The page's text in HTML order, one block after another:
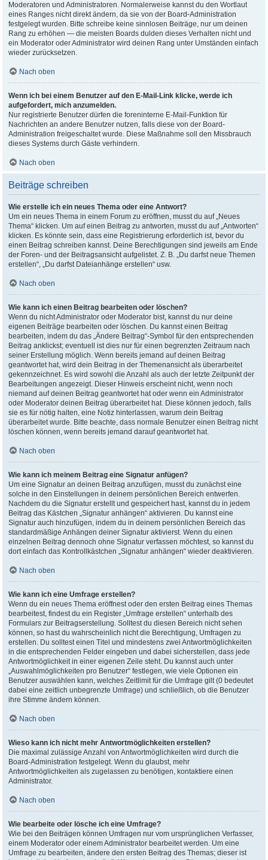
Moderatoren und Administratoren. Normalerweise kannst du den Wortlaut
eines Ranges nicht direkt ändern, da sie von der Board-Administration
festgelegt wurden. Bitte schreibe keine sinnlosen Beiträge, nur um deinen
Rang zu erhöhen — die meisten Boards dulden dieses Verhalten nicht und
ein Moderator oder Administrator wird deinen Rang unter Umständen einfach
wieder zurücksetzen.
Nach oben
Wenn ich bei einem Benutzer auf den E-Mail-Link klicke, werde ich
aufgefordert, mich anzumelden.
Nur registrierte Benutzer dürfen die foreninterne E-Mail-Funktion für
Nachrichten an andere Benutzer nutzen, falls diese von der Board-
Administration freigeschaltet wurde. Diese Maßnahme soll den Missbrauch
dieses Systems durch Gäste verhindern.
Nach oben
Beiträge schreiben
Wie erstelle ich ein neues Thema oder eine Antwort?
Um ein neues Thema in einem Forum zu eröffnen, musst du auf „Neues
Thema“ klicken. Um auf einen Beitrag zu antworten, musst du auf „Antworten“
klicken. Es könnte sein, dass eine Registrierung erforderlich ist, bevor du
einen Beitrag schreiben kannst. Deine Berechtigungen sind jeweils am Ende
der Foren- und der Beitragsansicht aufgelistet. Z. B. „Du darfst neue Themen
erstellen“, „Du darfst Dateianhänge erstellen“ usw.
Nach oben
Wie kann ich einen Beitrag bearbeiten oder löschen?
Wenn du nicht Administrator oder Moderator bist, kannst du nur deine
eigenen Beiträge bearbeiten oder löschen. Du kannst einen Beitrag
bearbeiten, indem du das „Ändere Beitrag“-Symbol für den entsprechenden
Beitrag anklickst; eventuell ist dies nur für einen begrenzten Zeitraum nach
seiner Erstellung möglich. Wenn bereits jemand auf deinen Beitrag
geantwortet hat, wird dein Beitrag in der Themenansicht als überarbeitet
gekennzeichnet. Es wird sowohl die Anzahl als auch der letzte Zeitpunkt der
Bearbeitungen angezeigt. Dieser Hinweis erscheint nicht, wenn noch
niemand auf deinen Beitrag geantwortet hat oder wenn ein Administrator
oder Moderator deinen Beitrag überarbeitet hat. Diese können jedoch, falls
sie es für nötig halten, eine Notiz hinterlassen, warum dein Beitrag
überarbeitet wurde. Bitte beachte, dass normale Benutzer einen Beitrag nicht
löschen können, wenn bereits jemand darauf geantwortet hat.
Nach oben
Wie kann ich meinem Beitrag eine Signatur anfügen?
Um eine Signatur an deinen Beitrag anzufügen, musst du zunächst eine
solche in den Einstellungen in deinem persönlichen Bereich entwerfen.
Nachdem du die Signatur erstellt und gespeichert hast, kannst du in jedem
Beitrag das Kästchen „Signatur anhängen“ aktivieren. Du kannst eine
Signatur auch hinzufügen, indem du in deinem persönlichen Bereich das
standardmäßige Anhängen deiner Signatur aktivierst. Wenn du einen
einzelnen Beitrag dennoch ohne Signatur verfassen möchtest, so kannst du
dort einfach das Kontrollkästchen „Signatur anhängen“ wieder deaktivieren.
Nach oben
Wie kann ich eine Umfrage erstellen?
Wenn du ein neues Thema eröffnest oder den ersten Beitrag eines Themas
bearbeitest, findest du ein Register „Umfrage erstellen“ unterhalb des
Formulars zur Beitragserstellung. Solltest du diesen Bereich nicht sehen
können, so hast du wahrscheinlich nicht die Berechtigung, Umfragen zu
erstellen. Du solltest einen Titel und mindestens zwei Antwortmöglichkeiten
in die entsprechenden Felder eingeben und dabei sicherstellen, dass jede
Antwortmöglichkeit in einer eigenen Zeile steht. Du kannst auch unter
„Auswahlmöglichkeiten pro Benutzer“ festlegen, wie viele Optionen ein
Benutzer auswählen kann, welches Zeitlimit für die Umfrage gilt (0 bedeutet
dabei eine zeitlich unbegrenzte Umfrage) und schließlich, ob die Benutzer
ihre Stimme ändern können.
Nach oben
Wieso kann ich nicht mehr Antwortmöglichkeiten erstellen?
Die maximal zulässige Anzahl von Antwortmöglichkeiten wird durch die
Board-Administration festgelegt. Wenn du glaubst, mehr
Antwortmöglichkeiten als zugelassen zu benötigen, kontaktiere einen
Administrator.
Nach oben
Wie bearbeite oder lösche ich eine Umfrage?
Wie bei den Beiträgen können Umfragen nur vom ursprünglichen Verfasser,
einem Moderator oder einem Administrator bearbeitet werden. Um eine
Umfrage zu bearbeiten, ändere den ersten Beitrag des Themas; dieser ist